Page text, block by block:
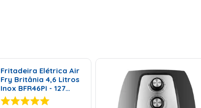
Fritadeira Elétrica Air
Fry Britânia 4,6 Litros
Inox BFR46PI - 127
Volts